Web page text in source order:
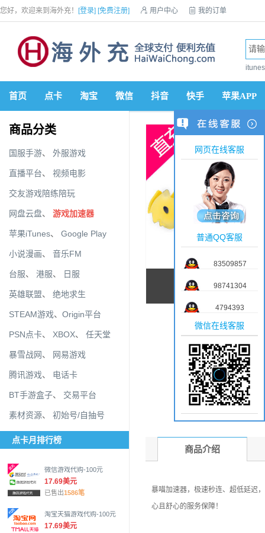
您好，欢迎来到海外充！ [登录] [免费注册]  用户中心  我的订单
首页 点卡 淘宝 微信 抖音 快手 苹果APP
商品分类
国服手游、 外服游戏
直播平台、 视频电影
交友游戏陪练陪玩
网盘云盘、 游戏加速器
苹果iTunes、 Google Play
小说漫画、 音乐FM
台服、 港服、 日服
英雄联盟、 绝地求生
STEAM游戏、 Origin平台
PSN点卡、 XBOX、 任天堂
暴雪战网、 网易游戏
腾讯游戏、 电话卡
BT手游盒子、 交易平台
素材资源、 初始号/自抽号
点卡月排行榜
微信游戏代购-100元
17.69美元
已售出1586笔
淘宝天猫游戏代购-100元
17.69美元
商品介绍
暴喵加速器，极速秒连、超低延迟
心且舒心的服务保障！
网页在线客服
普通QQ客服
83509857
98741304
4794393
微信在线客服